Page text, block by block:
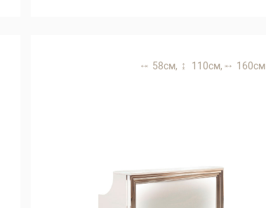
58 см, 110 см, 160 см